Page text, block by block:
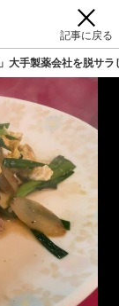
記事に戻る
大手製薬会社を脱サ